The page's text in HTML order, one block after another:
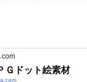
Ｇドット絵素材